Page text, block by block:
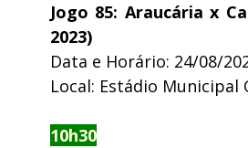
Jogo 85: Araucária x
2023)
Data e Horário: 24/08/
Local: Estádio Municipal
10h30